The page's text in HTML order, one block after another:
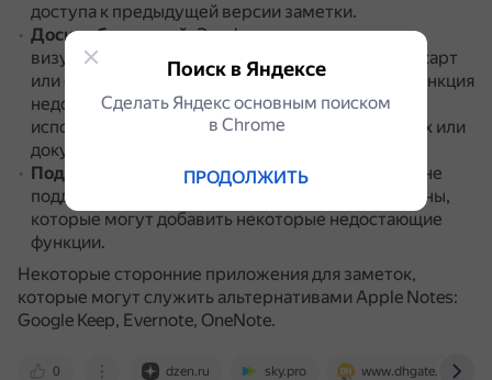
доступа к предыдущей версии заметки.
Доска объявлений.Эта функция полезна для
визуального соединения идей, создания майнд-карт
или организации мыслей. В Apple Notes такая функция
недоступна в версии для Mac, за исключением
использования на прикреплённых изображениях или
документах.
Поддержка плагинов.Apple Notes официально не
поддерживает плагины, но есть сторонние аддоны,
которые могут добавить некоторые недостающие
функции.
Некоторые сторонние приложения для заметок,
которые могут служить альтернативами Apple Notes:
Google Keep, Evernote, OneNote.
0 dzen.ru sky.pro www.dhgate.com
Поиск в Яндексе
Сделать Яндекс основным поиском
в Сhrome
ПРОДОЛЖИТЬ